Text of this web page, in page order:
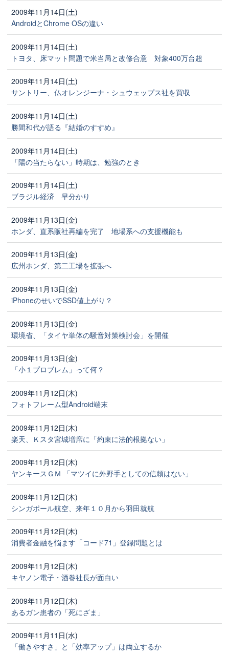
2009年11月14日(土)
AndroidとChrome OSの違い
2009年11月14日(土)
トヨタ、床マット問題で米当局と改修合意 対象400万台超
2009年11月14日(土)
サントリー、仏オレンジーナ・シュウェップス社を買収
2009年11月14日(土)
勝間和代が語る『結婚のすすめ』
2009年11月14日(土)
「陽の当たらない」時期は、勉強のとき
2009年11月14日(土)
ブラジル経済 早分かり
2009年11月13日(金)
ホンダ、直系販社再編を完了 地場系への支援機能も
2009年11月13日(金)
広州ホンダ、第二工場を拡張へ
2009年11月13日(金)
iPhoneのせいでSSD値上がり？
2009年11月13日(金)
環境省、「タイヤ単体の騒音対策検討会」を開催
2009年11月13日(金)
「小１プロブレム」って何？
2009年11月12日(木)
フォトフレーム型Android端末
2009年11月12日(木)
楽天、Ｋスタ宮城増席に「約束に法的根拠ない」
2009年11月12日(木)
ヤンキースＧＭ 「マツイに外野手としての信頼はない」
2009年11月12日(木)
シンガポール航空、来年１０月から羽田就航
2009年11月12日(木)
消費者金融を悩ます「コード71」登録問題とは
2009年11月12日(木)
キヤノン電子・酒巻社長が面白い
2009年11月12日(木)
あるガン患者の「死にざま」
2009年11月11日(水)
「働きやすさ」と「効率アップ」は両立するか